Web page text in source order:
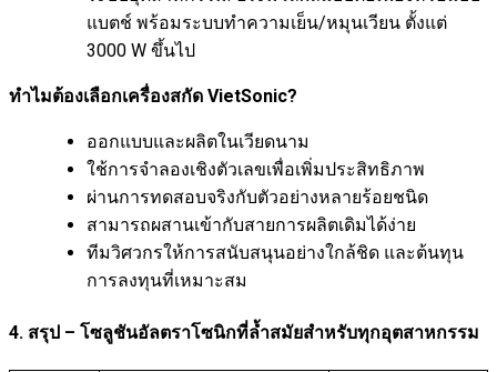
แบตช์ พร้อมระบบทำความเย็น/หมุนเวียน ตั้งแต่
3000 W ขึ้นไป
ทำไมต้องเลือกเครื่องสกัด VietSonic?
ออกแบบและผลิตในเวียดนาม
ใช้การจำลองเชิงตัวเลขเพื่อเพิ่มประสิทธิภาพ
ผ่านการทดสอบจริงกับตัวอย่างหลายร้อยชนิด
สามารถผสานเข้ากับสายการผลิตเดิมได้ง่าย
ทีมวิศวกรให้การสนับสนุนอย่างใกล้ชิด และต้นทุน
การลงทุนที่เหมาะสม
4. สรุป – โซลูชันอัลตราโซนิกที่ล้ำสมัยสำหรับทุกอุตสาหกรรม